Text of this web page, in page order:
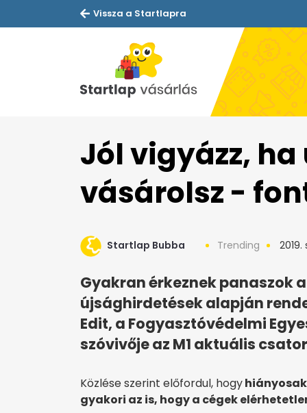
Vissza a Startlapra
Jól vigyázz,
vásárolsz -
Startlap Bubba Trending
Gyakran érkeznek panaszok
újsághirdetések alapján
Edit, a Fogyasztóvédelmi
szóvivője az M1 aktuális
Közlése szerint előfordul, hogy
gyakori az is, hogy a cégek